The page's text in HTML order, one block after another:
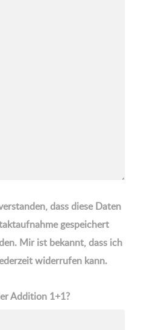
dass diese Daten
gespeichert
Mir ist bekannt, dass ich
widerrufen kann.
Addition 1+1?